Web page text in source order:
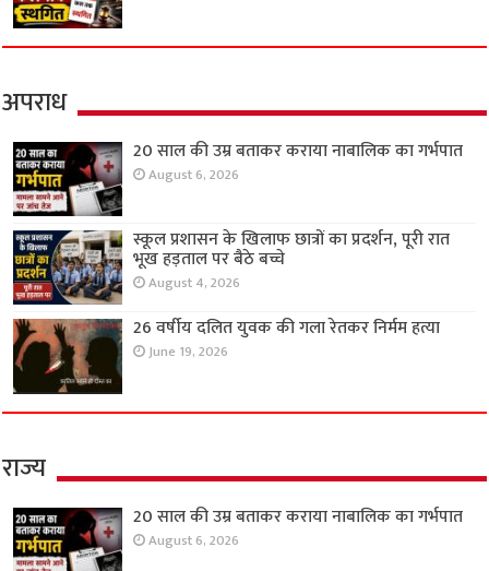
अपराध
20 साल की उम्र बताकर कराया नाबालिक का गर्भपात
August 6, 2026
स्कूल प्रशासन के खिलाफ छात्रों का प्रदर्शन, पूरी रात
भूख हड़ताल पर बैठे बच्चे
August 4, 2026
26 वर्षीय दलित युवक की गला रेतकर निर्मम हत्या
June 19, 2026
राज्य
20 साल की उम्र बताकर कराया नाबालिक का गर्भपात
August 6, 2026